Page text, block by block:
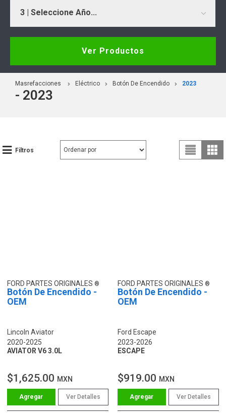
3 | Seleccione Año...
Ver Productos
Masrefacciones Eléctrico Botón De Encendido 2023
- 2023
Filtros
FORD PARTES ORIGINALES
Botón De Encendido -
OEM
Lincoln Aviator
2020-2025
AVIATOR V6 3.0L
$1,625.00 MXN
Ver Detalles
FORD PARTES ORIGINALES
Botón De Encendido -
OEM
Ford Escape
2023-2026
ESCAPE
$919.00 MXN
Ver Detalles